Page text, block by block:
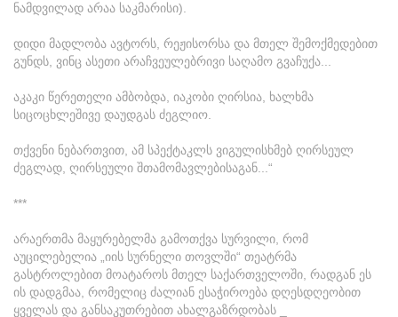
ნამდვილად არაა საკმარისი).
დიდი მადლობა ავტორს, რეჟისორსა და მთელ შემოქმედებით
გუნდს, ვინც ასეთი არაჩვეულებრივი საღამო გვაჩუქა...
აკაკი წერეთელი ამბობდა, იაკობი ღირსია, ხალხმა
სიცოცხლეშივე დაუდგას ძეგლიო.
თქვენი ნებართვით, ამ სპექტაკლს ვიგულისხმებ ღირსეულ
ძეგლად, ღირსეული შთამომავლებისაგან...“
***
არაერთმა მაყურებელმა გამოთქვა სურვილი, რომ
აუცილებელია „იის სურნელი თოვლში“ თეატრმა
გასტროლებით მოატაროს მთელ საქართველოში, რადგან ეს
ის დადგმაა, რომელიც ძალიან ესაჭიროება დღესდღეობით
ყველას და განსაკუთრებით ახალგაზრდობას _